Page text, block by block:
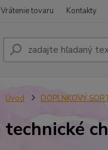
Vrátenie tovaru Kontakty
Úvod DOPLNKOVÝ
technické